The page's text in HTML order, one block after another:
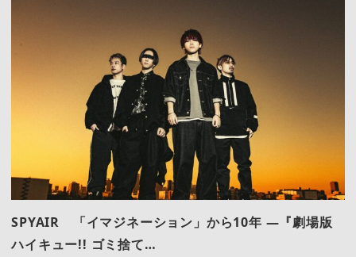
SPYAIR 「イマジネーション」から10年 ―『劇場版
ハイキュー!! ゴミ捨て…